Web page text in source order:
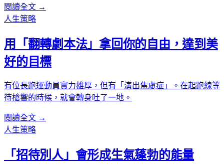
閱讀全文 →
人生策略
用「翻轉劇本法」拿回你的自由，達到美
好的目標
有位長跑運動員實力雄厚，但有「演出焦慮症」。在起跑線等
待槍響的時候，就會轉身吐了一地。
閱讀全文 →
人生策略
「招待別人」會形成生氣蓬勃的能量